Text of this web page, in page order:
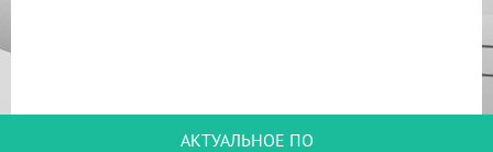
АКТУАЛЬНОЕ ПО